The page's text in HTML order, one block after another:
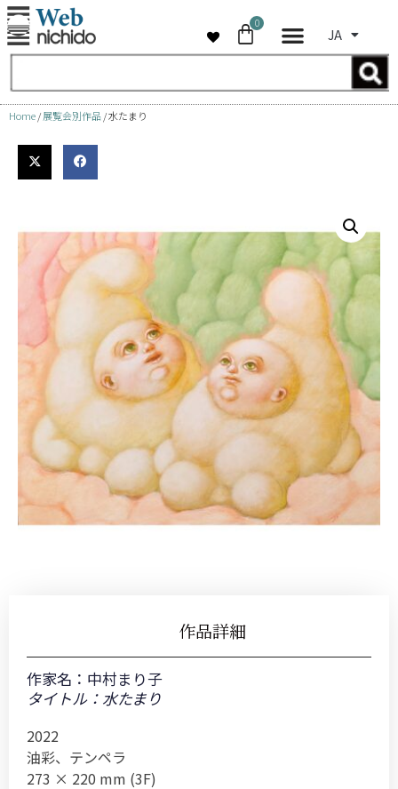
コ
テ
ン
ス
プ
0
JA
Home/展覧会別作品 / 水たまり
作品詳細
作家名： 中村まり子
タイトル：水たまり
2022
油彩、テンペラ
273 × 220 mm (3F)